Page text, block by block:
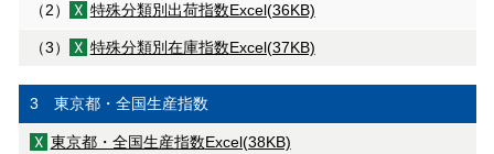
（2） 特殊分類別出荷指数Excel(36KB)
（3） 特殊分類別在庫指数Excel(37KB)
3 東京都・全国生産指数
東京都・全国生産指数Excel(38KB)